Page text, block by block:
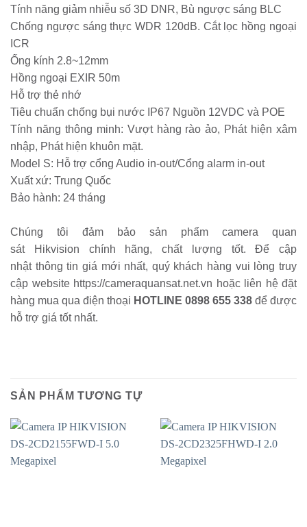
Tính năng giảm nhiễu số 3D DNR, Bù ngược sáng BLC
Chống ngược sáng thực WDR 120dB. Cắt lọc hồng ngoại
ICR
Ống kính 2.8~12mm
Hồng ngoại EXIR 50m
Hỗ trợ thẻ nhớ
Tiêu chuẩn chống bụi nước IP67 Nguồn 12VDC và POE
Tính năng thông minh: Vượt hàng rào ảo, Phát hiện xâm
nhập, Phát hiện khuôn mặt.
Model S: Hỗ trợ cổng Audio in-out/Cổng alarm in-out
Xuất xứ: Trung Quốc
Bảo hành: 24 tháng
Chúng tôi đảm bảo sản phẩm camera quan
sát Hikvision
chính hãng, chất lượng tốt. Để cập
nhật thông tin giá mới nhất, quý khách hàng vui lòng truy
cập website https://cameraquansat.net.vn hoặc liên hệ đặt
hàng mua qua điện thoại HOTLINE 0898 655 338 để được
hỗ trợ giá tốt nhất.
SẢN PHẨM TƯƠNG TỰ